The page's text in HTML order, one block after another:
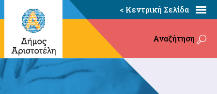
< Κεντρική Σελίδα
Αναζήτηση